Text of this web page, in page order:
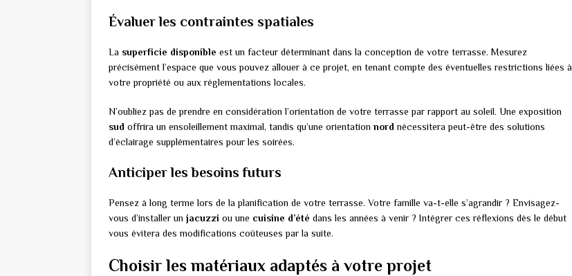
Évaluer les contraintes spatiales
La superficie disponible est un facteur déterminant dans la conception de votre terrasse. Mesurez
précisément l’espace que vous pouvez allouer à ce projet, en tenant compte des éventuelles restrictions liées à
votre propriété ou aux réglementations locales.
N’oubliez pas de prendre en considération l’orientation de votre terrasse par rapport au soleil. Une exposition
sud offrira un ensoleillement maximal, tandis qu’une orientation nord nécessitera peut-être des solutions
d’éclairage supplémentaires pour les soirées.
Anticiper les besoins futurs
Pensez à long terme lors de la planification de votre terrasse. Votre famille va-t-elle s’agrandir ? Envisagez-
vous d’installer un jacuzzi ou une cuisine d’été dans les années à venir ? Intégrer ces réflexions dès le début
vous évitera des modifications coûteuses par la suite.
Choisir les matériaux adaptés à votre projet